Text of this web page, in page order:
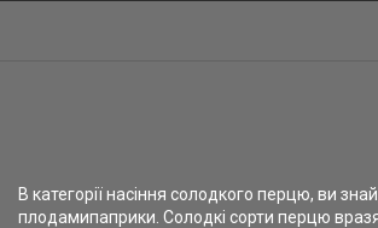
В категорії насіння солодкого перцю, ви
плодамипаприки. Солодкі сорти перцю